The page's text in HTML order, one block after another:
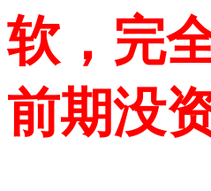
软，完
前期没